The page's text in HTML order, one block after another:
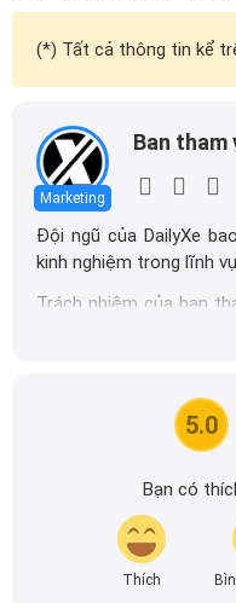
(*) Tất cả thông tin kể
Marketing
Ban tham
Đội ngũ của DailyXe
kinh nghiệm trong lĩnh
Trách nhiệm của ban
tin chính xác được
tin nhanh chóng và dễ
5.0
Bạn có
Thích